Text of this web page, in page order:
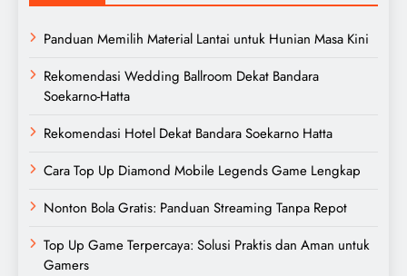
Panduan Memilih Material Lantai untuk Hunian Masa Kini
Rekomendasi Wedding Ballroom Dekat Bandara
Soekarno-Hatta
Rekomendasi Hotel Dekat Bandara Soekarno Hatta
Cara Top Up Diamond Mobile Legends Game Lengkap
Nonton Bola Gratis: Panduan Streaming Tanpa Repot
Top Up Game Terpercaya: Solusi Praktis dan Aman untuk
Gamers